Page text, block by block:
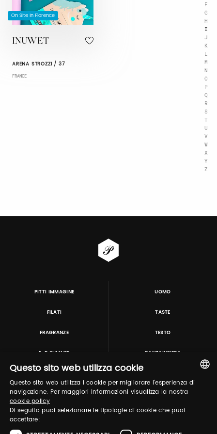
F
G
H
I
J
K
L
M
N
O
P
Q
R
S
T
U
V
W
X
Y
Z
On Site In Florence
INUWET
ARENA STROZZI / 37
FRANCE
PITTI IMMAGINE UOMO
FILATI TASTE
FRAGRANZE TESTO
E-P SUMMIT DANZAINFIERA
TUTORING & CONSULTING
ITALIAN
Questo sito web utilizza cookie
Questo sito web utilizza i cookie per migliorare l'esperienza di
navigazione. Per maggiori informazioni visualizza la nostra
cookie policy
Di seguito puoi selezionare le tipologie di cookie che puoi
accettare: